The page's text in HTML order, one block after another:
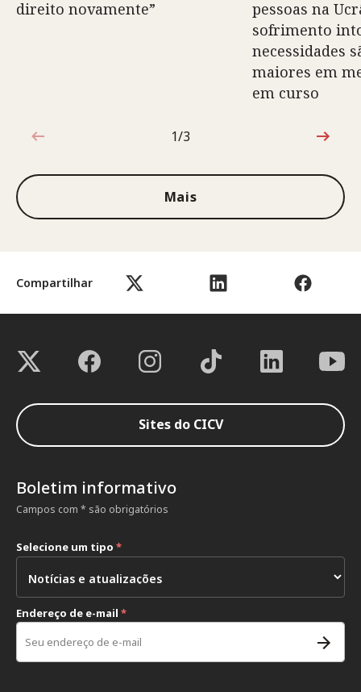
Compartilhar
direito novamente”
pessoas na
sofrimento
necessidades
maiores em
em curso
1 de 3
1/3
Mais
Sites do CICV
Boletim informativo
Campos com * são obrigatórios
Selecione um tipo *
Endereço de e-mail *